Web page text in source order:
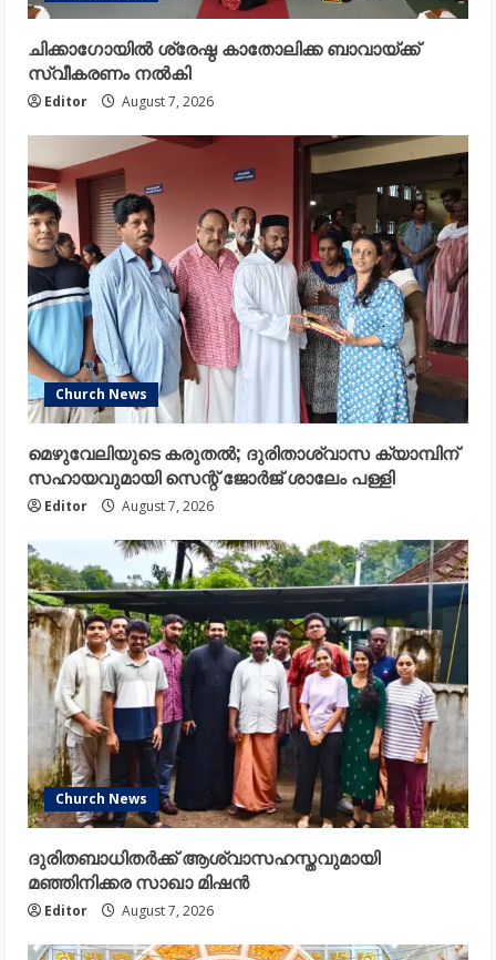
ചിക്കാഗോയിൽ ശ്രേഷ്ഠ കാതോലിക്ക ബാവായ്ക്ക്
സ്വീകരണം നൽകി
Editor August 7, 2026
Church News
മെഴുവേലിയുടെ കരുതൽ; ദുരിതാശ്വാസ ക്യാമ്പിന്
സഹായവുമായി സെന്റ് ജോർജ് ശാലേം പള്ളി
Editor August 7, 2026
Church News
ദുരിതബാധിതർക്ക് ആശ്വാസഹസ്തവുമായി
മഞ്ഞിനിക്കര സാഖാ മിഷൻ
Editor August 7, 2026